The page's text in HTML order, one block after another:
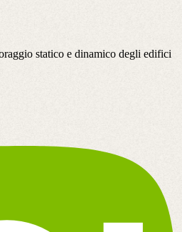
statico e dinamico degli edifici